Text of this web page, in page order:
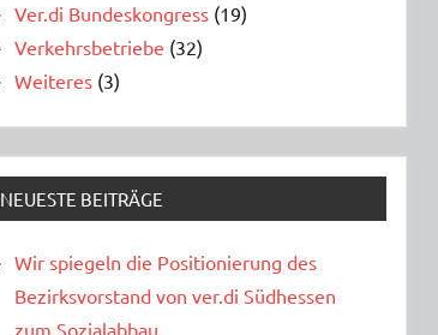
Ver.di Bundeskongress (19)
Verkehrsbetriebe (32)
Weiteres (3)
NEUESTE BEITRÄGE
Wir spiegeln die Positionierung des
Bezirksvorstand von ver.di Südhessen
zum Sozialabbau